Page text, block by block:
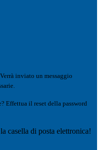
Verrà inviato un messaggio
Effettua il reset della password
casella di posta elettronica!